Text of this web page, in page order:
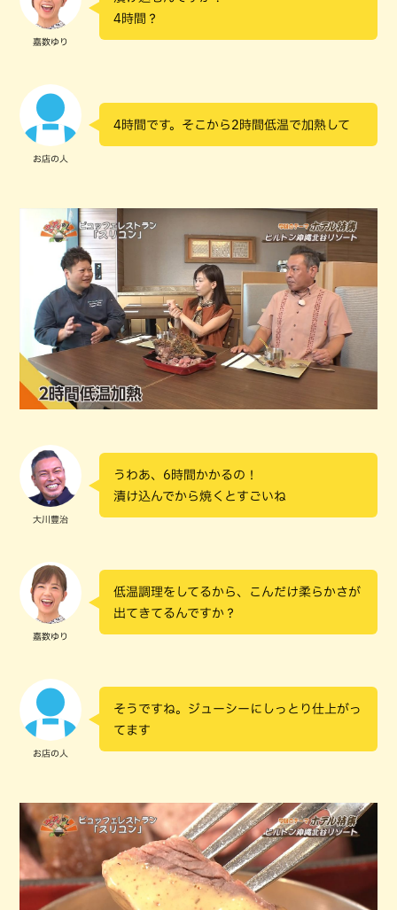
嘉数ゆり
4時間？
お店の人
4時間です。そこから2時間低温で加熱して
大川豊治
うわあ、6時間かかるの！
漬け込んでから焼くとすごいね
嘉数ゆり
低温調理をしてるから、こんだけ柔らかさが
出てきてるんですか？
お店の人
そうですね。ジューシーにしっとり仕上がっ
てます